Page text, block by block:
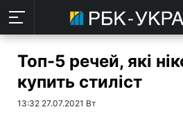
Топ-5 речей, які
купить стиліст
13:32 27.07.2021 Вт